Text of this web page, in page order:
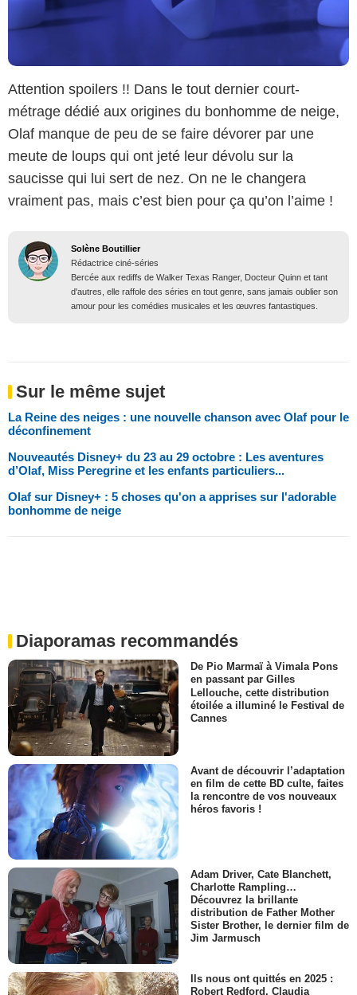
Attention spoilers !! Dans le tout dernier court-
métrage dédié aux origines du bonhomme de neige,
Olaf manque de peu de se faire dévorer par une
meute de loups qui ont jeté leur dévolu sur la
saucisse qui lui sert de nez. On ne le changera
vraiment pas, mais c’est bien pour ça qu’on l’aime !
Solène Boutillier
Rédactrice ciné-séries
Bercée aux rediffs de Walker Texas Ranger, Docteur Quinn et tant
d'autres, elle raffole des séries en tout genre, sans jamais oublier son
amour pour les comédies musicales et les œuvres fantastiques.
Sur le même sujet
La Reine des neiges : une nouvelle chanson avec Olaf pour le
déconfinement
Nouveautés Disney+ du 23 au 29 octobre : Les aventures
d’Olaf, Miss Peregrine et les enfants particuliers...
Olaf sur Disney+ : 5 choses qu'on a apprises sur l'adorable
bonhomme de neige
Diaporamas recommandés
De Pio Marmaï à Vimala Pons
en passant par Gilles
Lellouche, cette distribution
étoilée a illuminé le Festival de
Cannes
Avant de découvrir l’adaptation
en film de cette BD culte, faites
la rencontre de vos nouveaux
héros favoris !
Adam Driver, Cate Blanchett,
Charlotte Rampling…
Découvrez la brillante
distribution de Father Mother
Sister Brother, le dernier film de
Jim Jarmusch
Ils nous ont quittés en 2025 :
Robert Redford, Claudia